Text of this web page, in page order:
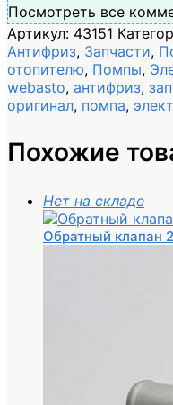
Посмотреть все
Артикул: 43151
Антифриз, Запчасти,
отопителю, Помпы,
webasto, антифриз,
оригинал, помпа,
Похожие
Нет на складе
Обратный клапан